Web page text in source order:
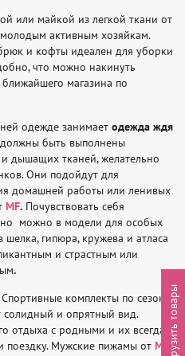
или майкой из легкой ткани от
активным хозяйкам.
и кофты идеален для уборки
что можно накинуть
магазина по
одежде занимает одежда ждя
быть выполнены
дышащих тканей, желательно
Они подойдут для
домашней работы или ленивых
MF. Почувствовать себя
можно в модели для особых
шелка, гипюра, кружева и атласа
и страстным или
.
комплекты по сезону
солидный и опрятный вид.
отдыха с родными и их всегда
поездку. Мужские пижамы от MF
Выгрузить товары